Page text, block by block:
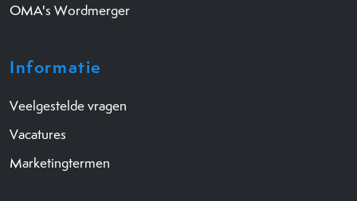
OMA's Wordmerger
Informatie
Veelgestelde vragen
Vacatures
Marketingtermen